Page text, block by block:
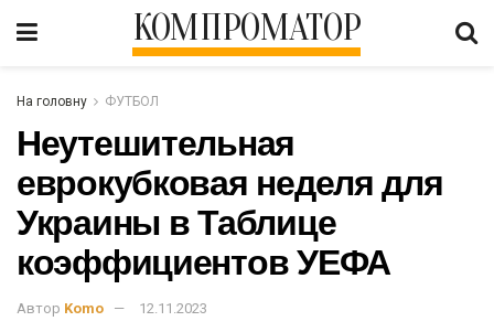
КОМПРОМАТОР
На головну ФУТБОЛ
Неутешительная
еврокубковая неделя для
Украины в Таблице
коэффициентов УЕФА
Автор Komo 12.11.2023